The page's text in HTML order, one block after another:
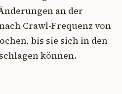
an der
Crawl-Frequenz von
bis sie sich in den
können.